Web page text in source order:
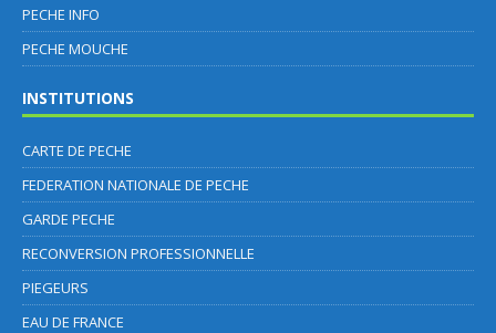
PECHE INFO
PECHE MOUCHE
INSTITUTIONS
CARTE DE PECHE
FEDERATION NATIONALE DE PECHE
GARDE PECHE
RECONVERSION PROFESSIONNELLE
PIEGEURS
EAU DE FRANCE